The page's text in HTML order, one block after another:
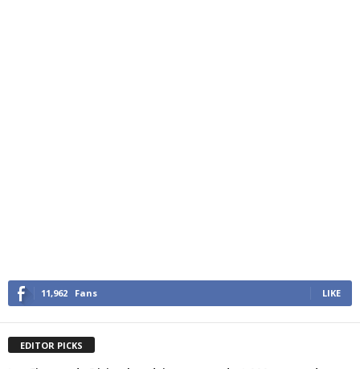
11,962 Fans LIKE
EDITOR PICKS